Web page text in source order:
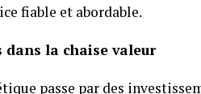
fiable et abordable.
la chaise valeur
passe par des